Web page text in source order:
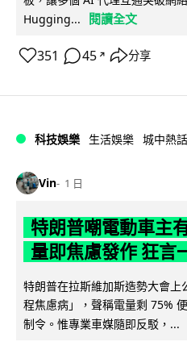
Hugging...
閱讀全文
351 45 ↗ 分享
科技娛樂 生活娛樂 城中熱話
Vin 1 日
特朗普嘲電動車主
量即焦慮發作 狂言
特朗普在拉斯維加斯造勢大會上
程焦慮病」，聲稱電量剩 75%
制令。惟專業車媒隨即反駁，...